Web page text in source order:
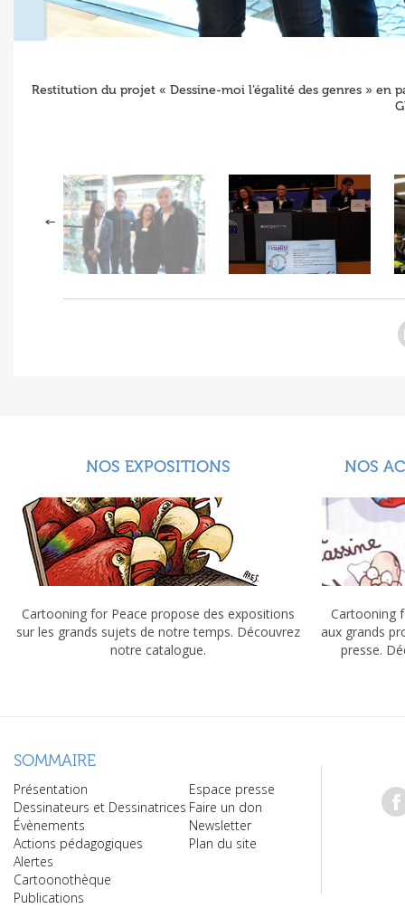
Restitution du projet « Dessine-moi l’égalité des genres » en
NOS EXPOSITIONS
Cartooning for Peace propose des expositions
sur les grands sujets de notre temps. Découvrez
notre catalogue.
NOS
Cartooning
aux grands
presse.
SOMMAIRE
Présentation
Dessinateurs et Dessinatrices
Évènements
Actions pédagogiques
Alertes
Cartoonothèque
Publications
Espace presse
Faire un don
Newsletter
Plan du site